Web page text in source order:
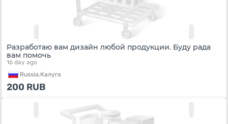
Разработаю вам дизайн любой продукции. Буду рада
вам помочь
16 day ago
Russia,Калуга
200 RUB